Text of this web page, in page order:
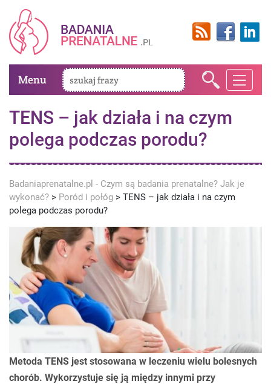
Menu
TENS – jak działa i na czym
polega podczas porodu?
Badaniaprenatalne.pl - Czym są badania prenatalne? Jak je
wykonać? > Poród i połóg > TENS – jak działa i na czym
polega podczas porodu?
Metoda TENS jest stosowana w leczeniu wielu bolesnych
chorób. Wykorzystuje się ją między innymi przy